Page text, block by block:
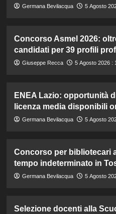
Germana Bevilacqua 5 Agosto
Concorso Asmel 2026:
candidati per 39 profili
Giuseppe Recca 5 Agosto 2026 :
ENEA Lazio: opportunità
licenza media disponibili
Germana Bevilacqua 5 Agosto
Concorso per bibliotecari
tempo indeterminato in
Germana Bevilacqua 5 Agosto
Selezione docenti alla